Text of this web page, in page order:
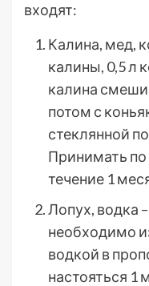
входят:
Калина, мед,
калины, 0,5 л
калина
потом с
стеклянной
Принимать по
течение 1
Лопух, водка
необходимо
водкой в
настояться 1